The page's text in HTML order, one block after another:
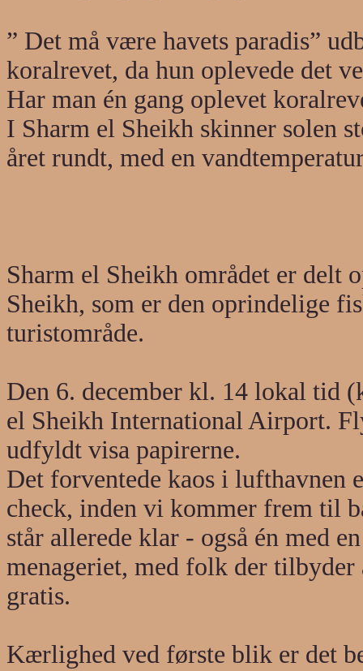
” Det må være havets paradis”
koralrevet, da hun oplevede det
Har man én gang oplevet
I Sharm el Sheikh skinner solen
året rundt, med en
Sharm el Sheikh området er delt
Sheikh, som er den oprindelige
turistområde.
Den 6. december kl. 14 lokal tid
el Sheikh International Airport.
udfyldt visa papirerne.
Det forventede kaos i lufthavnen
check, inden vi kommer frem til
står allerede klar - også én med
menageriet, med folk der
gratis.
Kærlighed ved første blik er det